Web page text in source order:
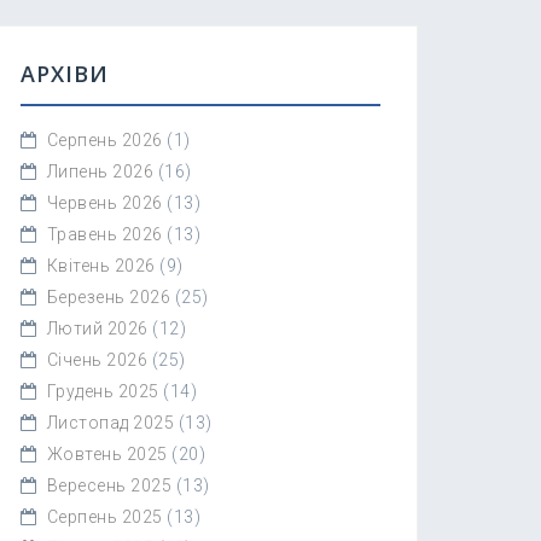
АРХІВИ
Серпень 2026 (1)
Липень 2026 (16)
Червень 2026 (13)
Травень 2026 (13)
Квітень 2026 (9)
Березень 2026 (25)
Лютий 2026 (12)
Січень 2026 (25)
Грудень 2025 (14)
Листопад 2025 (13)
Жовтень 2025 (20)
Вересень 2025 (13)
Серпень 2025 (13)